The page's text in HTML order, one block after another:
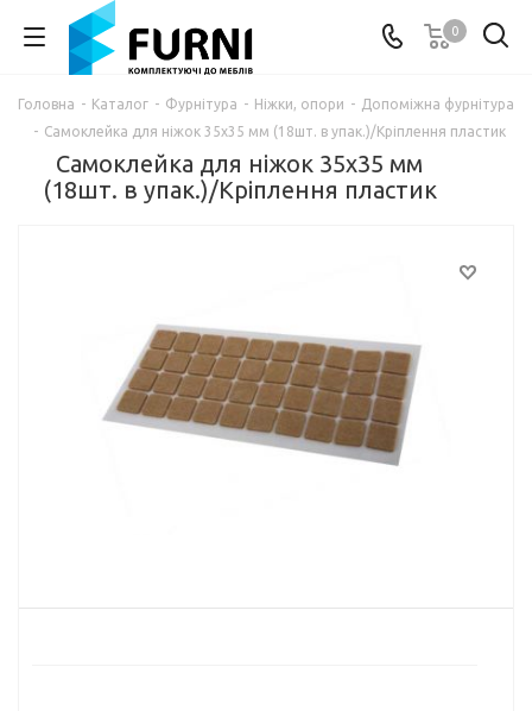
0
Головна - Каталог - Фурнітура - Ніжки, опори - Допоміжна фурнітура
- Самоклейка для ніжок 35х35 мм (18шт. в упак.)/Кріплення пластик
Самоклейка для ніжок 35х35 мм
(18шт. в упак.)/Кріплення пластик